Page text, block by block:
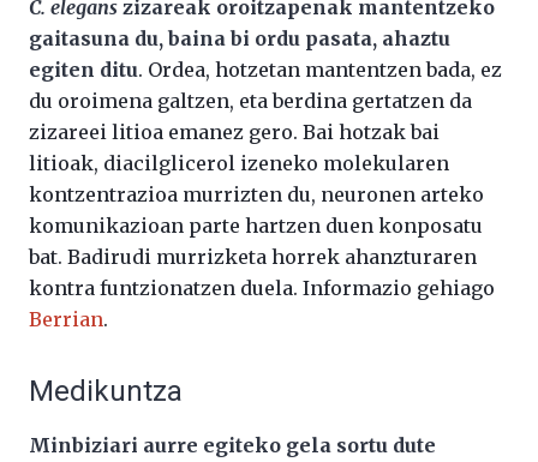
C. elegans zizareak oroitzapenak mantentzeko
gaitasuna du, baina bi ordu pasata, ahaztu
egiten ditu. Ordea, hotzetan mantentzen bada, ez
du oroimena galtzen, eta berdina gertatzen da
zizareei litioa emanez gero. Bai hotzak bai
litioak, diacilglicerol izeneko molekularen
kontzentrazioa murrizten du, neuronen arteko
komunikazioan parte hartzen duen konposatu
bat. Badirudi murrizketa horrek ahanzturaren
kontra funtzionatzen duela. Informazio gehiago
Berrian.
Medikuntza
Minbiziari aurre egiteko gela sortu dute